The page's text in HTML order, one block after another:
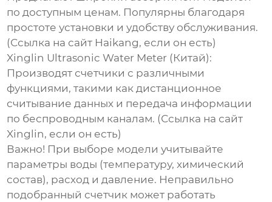
по доступным ценам. Популярны благодаря
простоте установки и удобству обслуживания.
(Ссылка на сайт Haikang, если он есть)
Xinglin Ultrasonic Water Meter (Китай):
Производят счетчики с различными
функциями, такими как дистанционное
считывание данных и передача информации
по беспроводным каналам. (Ссылка на сайт
Xinglin, если он есть)
Важно! При выборе модели учитывайте
параметры воды (температуру, химический
состав), расход и давление. Неправильно
подобранный счетчик может работать